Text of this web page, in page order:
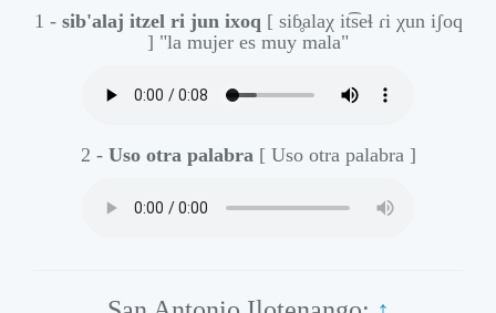
1 - sib'alaj itzel ri jun ixoq [ siɓ̥alaχ it͡seɬ ɾi χun iʃoq
] "la mujer es muy mala"
2 - Uso otra palabra [ Uso otra palabra ]